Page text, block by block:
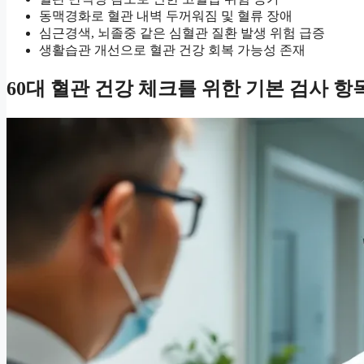
동맥경화로 혈관 내벽 두꺼워짐 및 혈류 장애
심근경색, 뇌졸중 같은 심혈관 질환 발생 위험 급증
생활습관 개선으로 혈관 건강 회복 가능성 존재
60대 혈관 건강 체크를 위한 기본 검사 항